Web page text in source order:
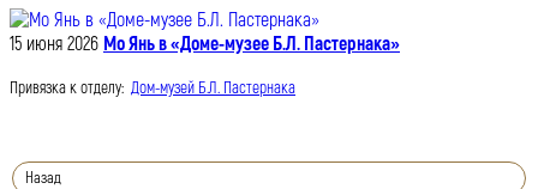
15 июня 2026 Мо Янь в «Доме-музее Б.Л. Пастернака»
Привязка к отделу: Дом-музей Б.Л. Пастернака
Назад